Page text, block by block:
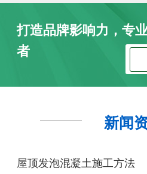
打造品牌影响力，专
者
新闻
屋顶发泡混凝土施工方法